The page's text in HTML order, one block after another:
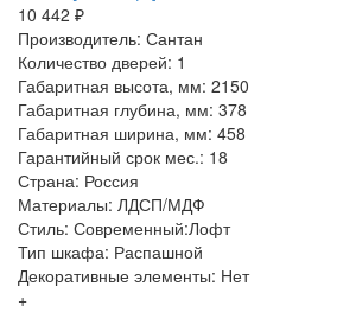
10 442 ₽
Производитель: Сантан
Количество дверей: 1
Габаритная высота, мм: 2150
Габаритная глубина, мм: 378
Габаритная ширина, мм: 458
Гарантийный срок мес.: 18
Страна: Россия
Материалы: ЛДСП/МДФ
Стиль: Современный:Лофт
Тип шкафа: Распашной
Декоративные элементы: Нет
+